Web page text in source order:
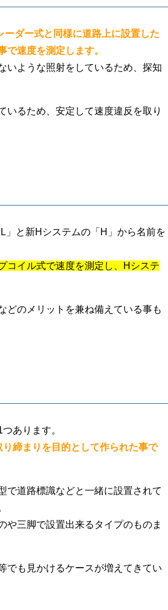
ダー式と同様に道路上に設置した
速度を測定します。
いような照射をしているため、探知
いるため、安定して速度違反を取り
」と新Hシステムの「H」から名前を
コイル式で速度を測定し、Hシステ
どのメリットを兼ね備えている事も
あります。
締まりを目的として作られた事で
で道路標識などと一緒に設置されて
や三脚で設置出来るタイプのものま
でも見かけるケースが増えてきてい